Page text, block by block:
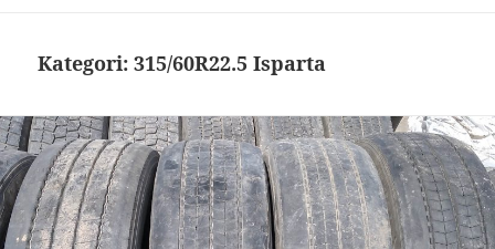
Kategori:315/60R22.5 Isparta